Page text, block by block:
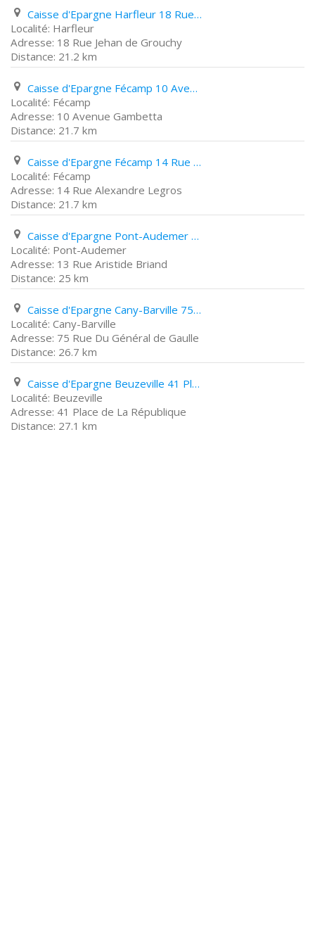
Caisse d'Epargne Harfleur 18 Rue Jehan de Grouchy
Harfleur
18 Rue Jehan de Grouchy
21.2 km
Caisse d'Epargne Fécamp 10 Avenue Gambetta
Fécamp
10 Avenue Gambetta
21.7 km
Caisse d'Epargne Fécamp 14 Rue Alexandre Legros
Fécamp
14 Rue Alexandre Legros
21.7 km
Caisse d'Epargne Pont-Audemer 13 Rue Aristide Briand
Pont-Audemer
13 Rue Aristide Briand
25 km
Caisse d'Epargne Cany-Barville 75 Rue Du Général de Gaulle
Cany-Barville
75 Rue Du Général de Gaulle
26.7 km
Caisse d'Epargne Beuzeville 41 Place de La République
Beuzeville
41 Place de La République
27.1 km